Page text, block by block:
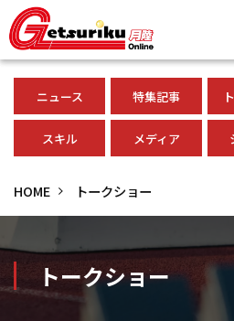
ニュース 特集記事
スキル メディア
HOME トークショー
トークショー